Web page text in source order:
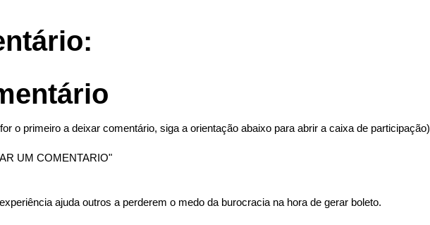
o primeiro a deixar comentário, siga a orientação abaixo para abrir a caixa de participação)
UM COMENTARIO"
ajuda outros a perderem o medo da burocracia na hora de gerar boleto.